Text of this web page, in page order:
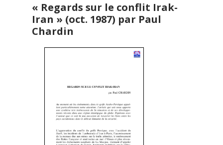
« Regards sur le conflit Irak-
Iran » (oct. 1987) par Paul
Chardin